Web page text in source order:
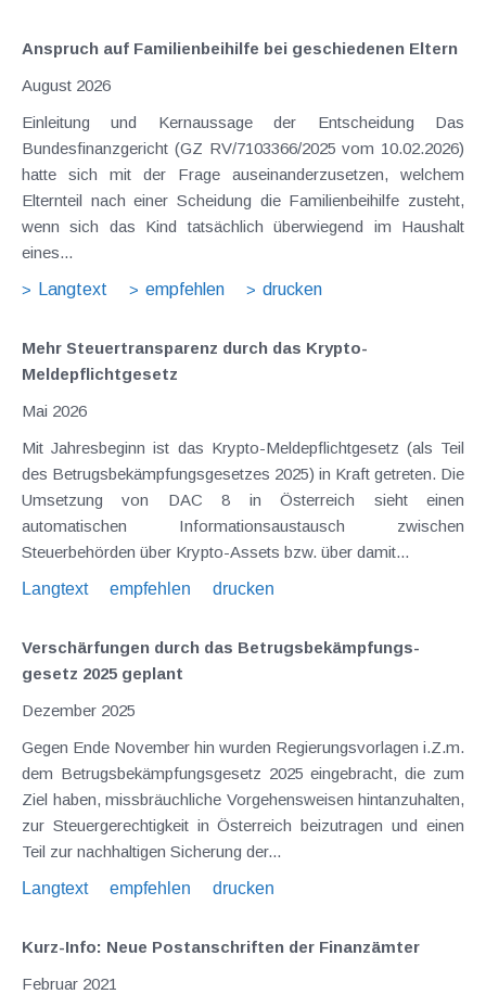
Anspruch auf Familienbeihilfe bei geschiedenen Eltern
August 2026
Einleitung und Kernaussage der Entscheidung Das
Bundesfinanzgericht (GZ RV/7103366/2025 vom 10.02.2026)
hatte sich mit der Frage auseinanderzusetzen, welchem
Elternteil nach einer Scheidung die Familienbeihilfe zusteht,
wenn sich das Kind tatsächlich überwiegend im Haushalt
eines...
Langtext
empfehlen drucken
Mehr Steuertransparenz durch das Krypto-
Meldepflichtgesetz
Mai 2026
Mit Jahresbeginn ist das Krypto-Meldepflichtgesetz (als Teil
des Betrugsbekämpfungsgesetzes 2025) in Kraft getreten. Die
Umsetzung von DAC 8 in Österreich sieht einen
automatischen Informationsaustausch zwischen
Steuerbehörden über Krypto-Assets bzw. über damit...
Langtext
empfehlen drucken
Verschärfungen durch das Betrugs­bekämpfungs­
gesetz 2025 geplant
Dezember 2025
Gegen Ende November hin wurden Regierungsvorlagen i.Z.m.
dem Betrugsbekämpfungsgesetz 2025 eingebracht, die zum
Ziel haben, missbräuchliche Vorgehensweisen hintanzuhalten,
zur Steuergerechtigkeit in Österreich beizutragen und einen
Teil zur nachhaltigen Sicherung der...
Langtext
empfehlen drucken
Kurz-Info: Neue Postanschriften der Finanzämter
Februar 2021